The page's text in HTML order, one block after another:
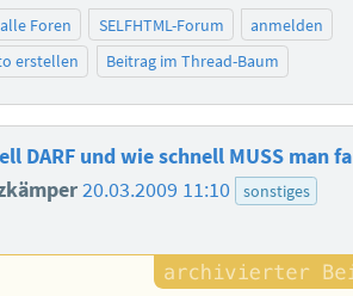
alle Foren SELFHTML-Forum
anmelden
erstellen
Beitrag im Thread-Baum
DARF und wie schnell MUSS man
20.03.2009 11:10 sonstiges